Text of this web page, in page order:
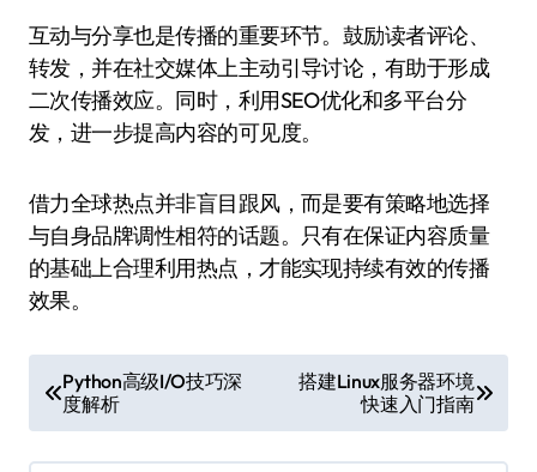
互动与分享也是传播的重要环节。鼓励读者评论、
转发，并在社交媒体上主动引导讨论，有助于形成
二次传播效应。同时，利用SEO优化和多平台分
发，进一步提高内容的可见度。
借力全球热点并非盲目跟风，而是要有策略地选择
与自身品牌调性相符的话题。只有在保证内容质量
的基础上合理利用热点，才能实现持续有效的传播
效果。
章
导
Python高级I/O技巧深
度解析
搭建Linux服务器环境
快速入门指南